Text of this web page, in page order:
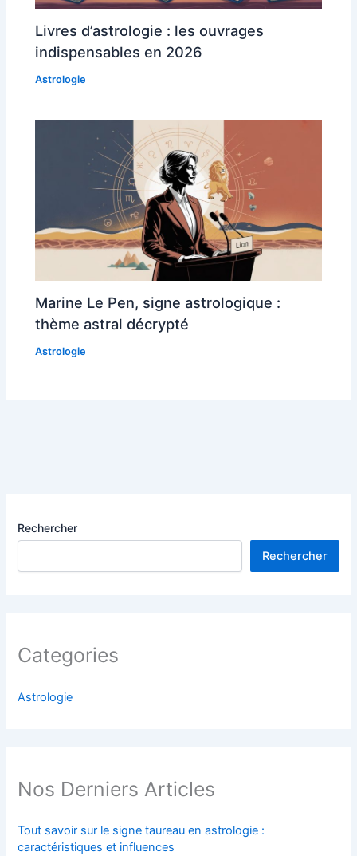
Livres d’astrologie : les ouvrages
indispensables en 2026
Astrologie
Marine Le Pen, signe astrologique :
thème astral décrypté
Astrologie
Rechercher
Rechercher
Categories
Astrologie
Nos Derniers Articles
Tout savoir sur le signe taureau en astrologie :
caractéristiques et influences